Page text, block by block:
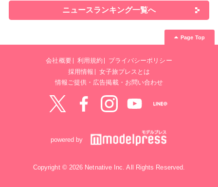
ニュースランキング一覧へ
Page Top
会社概要 利用規約
プライバシーポリシー
採用情報
女子旅プレスとは
情報ご提供・広告掲載・お問い合わせ
powered by
Copyright © 2026 Netnative Inc. All Rights Reserved.